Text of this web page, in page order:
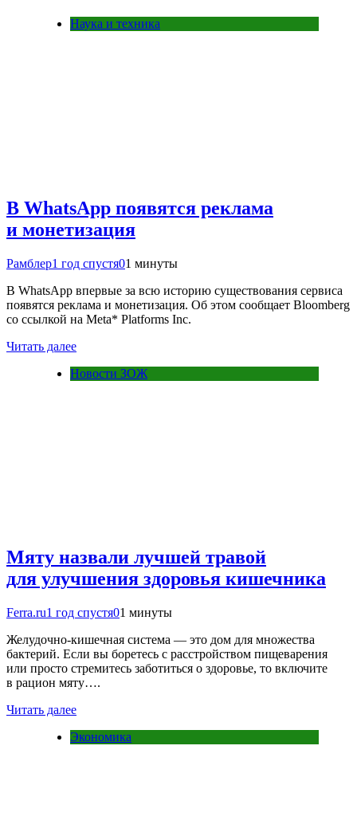
Наука и техника
В WhatsApp появятся реклама
и монетизация
Рамблер1 год спустя01 минуты
В WhatsApp впервые за всю историю существования сервиса
появятся реклама и монетизация. Об этом сообщает Bloomberg
со ссылкой на Meta* Platforms Inc.
Читать далее
Новости ЗОЖ
Мяту назвали лучшей травой
для улучшения здоровья кишечника
Ferra.ru1 год спустя01 минуты
Желудочно-кишечная система — это дом для множества
бактерий. Если вы боретесь с расстройством пищеварения
или просто стремитесь заботиться о здоровье, то включите
в рацион мяту….
Читать далее
Экономика